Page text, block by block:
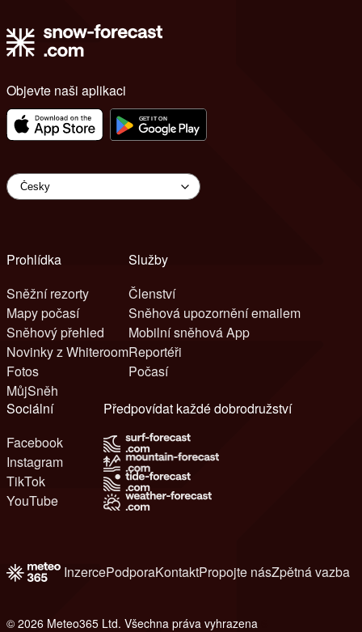
Objevte naši aplikaci
Prohlídka
Sněžní rezorty
Mapy počasí
Sněhový přehled
Novinky z Whiteroom
Fotos
MůjSněh
Služby
Členství
Sněhová upozornění emailem
Mobilní sněhová App
Reportéři
Počasí
Sociální
Facebook
Instagram
TikTok
YouTube
Předpovídat každé dobrodružství
InzercePodporaKontaktPropojte násZpětná vazba
© 2026 Meteo365 Ltd. Všechna práva vyhrazena